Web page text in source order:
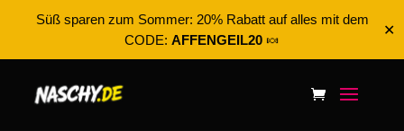
Süß sparen zum Sommer: 20% Rabatt auf alles mit dem
CODE: AFFENGEIL20 🍬
✕